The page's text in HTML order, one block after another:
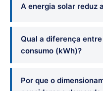
A energia solar reduz
Qual a diferença
consumo (kWh)?
Por que o